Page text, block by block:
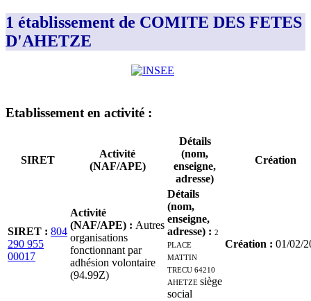
1 établissement de COMITE DES FETES
D'AHETZE
Etablissement en activité :
SIRET
Activité
(NAF/APE)
Détails
(nom,
enseigne,
adresse)
Création
SIRET : 804
290 955
00017
Activité
(NAF/APE) : Autres
organisations
fonctionnant par
adhésion volontaire
(94.99Z)
Détails
(nom,
enseigne,
adresse) : 2
PLACE
MATTIN
TRECU 64210
AHETZEsiège
social
Création : 01/02/